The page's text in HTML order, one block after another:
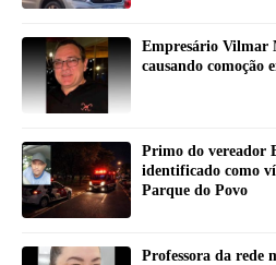
Empresário Vilmar
causando comoção
Primo do vereador
identificado como
Parque do Povo
Professora da rede